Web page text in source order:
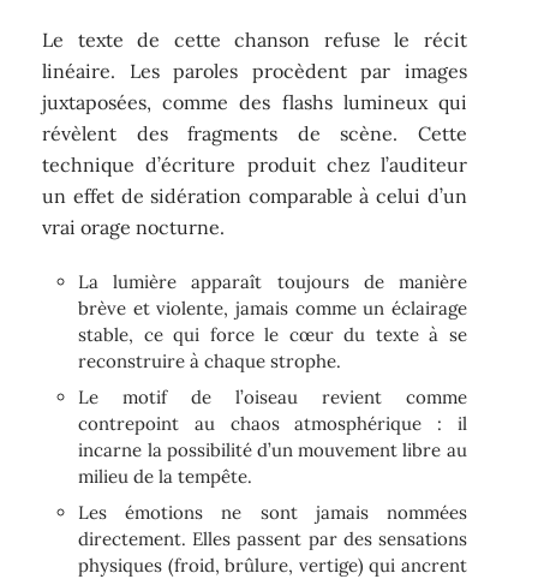
Le texte de cette chanson refuse le récit
linéaire. Les paroles procèdent par images
juxtaposées, comme des flashs lumineux qui
révèlent des fragments de scène. Cette
technique d’écriture produit chez l’auditeur
un effet de sidération comparable à celui d’un
vrai orage nocturne.
La lumière apparaît toujours de manière
brève et violente, jamais comme un éclairage
stable, ce qui force le cœur du texte à se
reconstruire à chaque strophe.
Le motif de l’oiseau revient comme
contrepoint au chaos atmosphérique : il
incarne la possibilité d’un mouvement libre au
milieu de la tempête.
Les émotions ne sont jamais nommées
directement. Elles passent par des sensations
physiques (froid, brûlure, vertige) qui ancrent